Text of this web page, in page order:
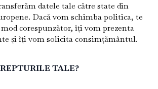
datele tale către state din
Dacă vom schimba politica, te
corespunzător, îți vom prezenta
și îți vom solicita consimțământul.
TALE?